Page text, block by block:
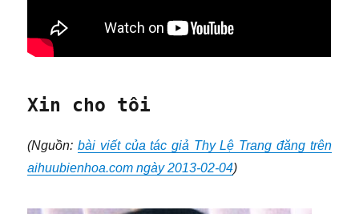
Xin cho tôi
(Nguồn:bài viết của tác giả Thy Lệ Trang đăng trên
aihuubienhoa.com ngày 2013-02-04)